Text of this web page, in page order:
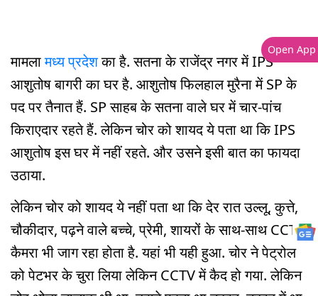
मामलामध्य प्रदेशका है. सतना के राजेंद्र नगर में IPS
आशुतोष बागरी का घर है. आशुतोष फिलहाल मुरैना में SP के
पद पर तैनात हैं. SP साहब के सतना वाले घर में चार-पांच
किराएदार रहते हैं. लेकिन चोर को शायद ये पता था कि IPS
आशुतोष इस घर में नहीं रहते. और उसने इसी बात का फायदा
उठाया.
लेकिन चोर को शायद ये नहीं पता था कि देर रात उल्लू, कुत्ते,
चौकीदार, पढ़ने वाले बच्चे, प्रेमी, शायरों के साथ-साथ CCTV
कैमरा भी जाग रहा होता है. यहां भी यही हुआ. चोर ने पेट्रोल
को पेटभर के चुरा लिया लेकिन CCTV में कैद हो गया. लेकिन
Open App